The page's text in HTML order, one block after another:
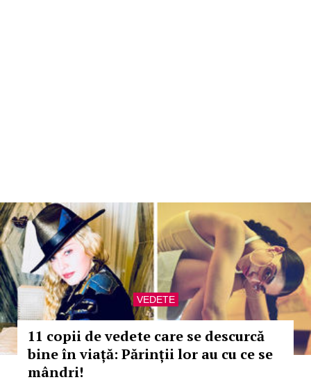
VEDETE
11 copii de vedete care se descurcă
bine în viață: Părinții lor au cu ce se
mândri!